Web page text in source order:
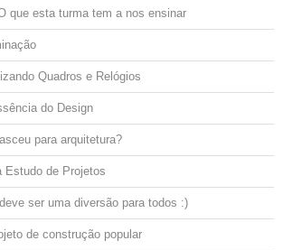
que esta turma tem a nos ensinar
Quadros e Relógios
do Design
para arquitetura?
Estudo de Projetos
ser uma diversão para todos :)
de construção popular